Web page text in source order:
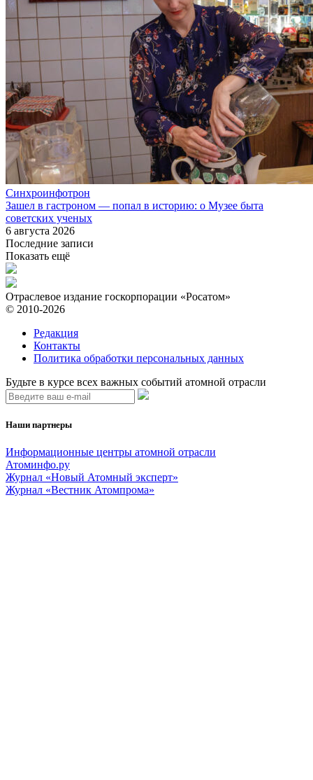
Синхроинфотрон
Зашел в гастроном — попал в историю: о Музее быта
советских ученых
6 августа 2026
Последние записи
Показать ещё
Отраслевое издание госкорпорации «Росатом»
© 2010-2026
Редакция
Контакты
Политика обработки персональных данных
Будьте в курсе всех важных событий атомной отрасли
Наши партнеры
Информационные центры атомной отрасли
Атоминфо.ру
Журнал «Новый Атомный эксперт»
Журнал «Вестник Атомпрома»